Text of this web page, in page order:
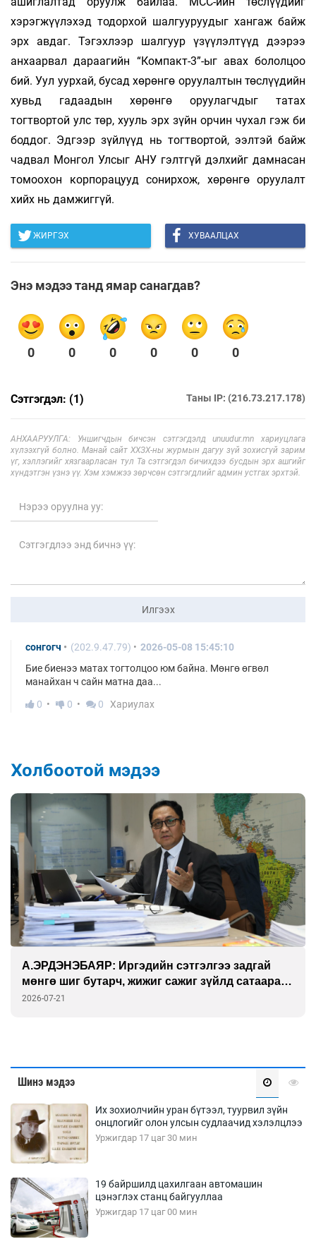
хэрэгжүүлэхэд тодорхой шалгууруудыг хангаж байж
эрх авдаг. Тэгэхлээр шалгуур үзүүлэлтүүд дээрээ
анхаарвал дараагийн “Компакт-3”-ыг авах бололцоо
бий. Уул уурхай, бусад хөрөнгө оруулалтын төслүүдийн
хувьд гадаадын хөрөнгө оруулагчдыг татах
тогтвортой улс төр, хууль эрх зүйн орчин чухал гэж би
боддог. Эдгээр зүйлүүд нь тогтвортой, ээлтэй байж
чадвал Монгол Улсыг АНУ гэлтгүй дэлхийг дамнасан
томоохон корпорацууд сонирхож, хөрөнгө оруулалт
хийх нь дамжиггүй.
ЖИРГЭХ ХУВААЛЦАХ
Энэ мэдээ танд ямар санагдав?
0 0 0 0 0 0
Сэтгэгдэл: (1) Таны IP: (216.73.217.178)
АНХААРУУЛГА: Уншигчдын бичсэн сэтгэгдэлд unuudur.mn хариуцлага
хүлээхгүй болно. Манай сайт ХХЗХ-ны журмын дагуу зүй зохисгүй зарим
үг, хэллэгийг хязгаарласан тул Та сэтгэгдэл бичихдээ бусдын эрх ашгийг
хүндэтгэн үзнэ үү. Хэм хэмжээ зөрчсөн сэтгэгдлийг админ устгах эрхтэй.
Илгээх
сонгогч (202.9.47.79)
2026-05-08 15:45:10
Бие биенээ матах тогтолцоо юм байна. Мөнгө өгвөл
манайхан ч сайн матна даа...
0
0 0 Хариулах
Холбоотой мэдээ
А.ЭРДЭНЭБАЯР: Иргэдийн сэтгэлгээ задгай
мөнгө шиг бутарч, жижиг сажиг зүйлд сатаарах
үед “Нийгмийн гэрээ” дуусгавар болдог
2026-07-21
Шинэ мэдээ
Их зохиолчийн уран бүтээл, туурвил зүйн
онцлогийг олон улсын судлаачид хэлэлцлээ
Уржигдар 17 цаг 30 мин
19 байршилд цахилгаан автомашин
цэнэглэх станц байгууллаа
Уржигдар 17 цаг 00 мин